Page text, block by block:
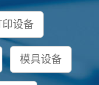
印设备
模具设备